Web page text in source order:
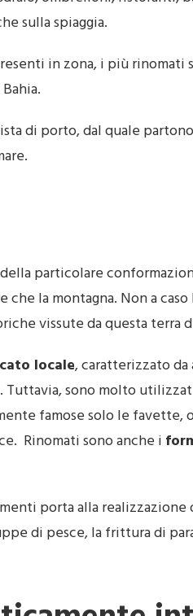
sulla spiaggia.
in zona, i più rinomati
di porto, dal quale
particolare
che la montagna. Non a
vissute da questa terra
locale, caratterizzato
Tuttavia, sono molto
famose solo le favette,
Rinomati sono anche i
porta alla realizzazione
di pesce, la frittura di